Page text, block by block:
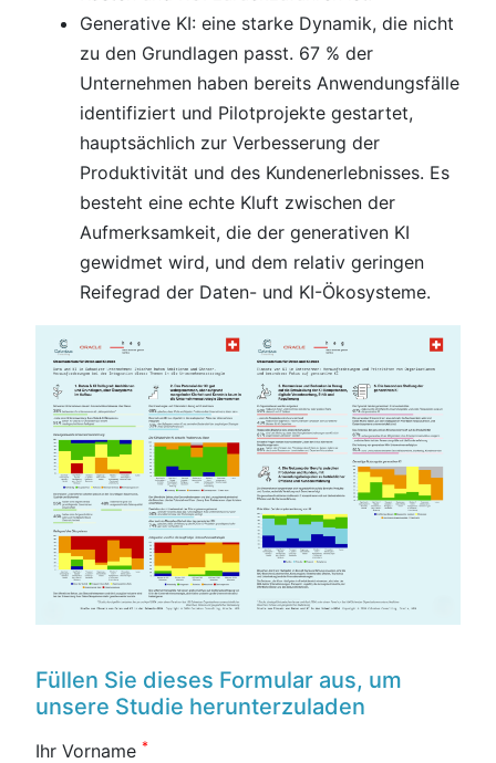
Generative KI: eine starke Dynamik, die nicht
zu den Grundlagen passt. 67 % der
Unternehmen haben bereits Anwendungsfälle
identifiziert und Pilotprojekte gestartet,
hauptsächlich zur Verbesserung der
Produktivität und des Kundenerlebnisses. Es
besteht eine echte Kluft zwischen der
Aufmerksamkeit, die der generativen KI
gewidmet wird, und dem relativ geringen
Reifegrad der Daten- und KI-Ökosysteme.
Füllen Sie dieses Formular aus, um
unsere Studie herunterzuladen
Ihr Vorname *